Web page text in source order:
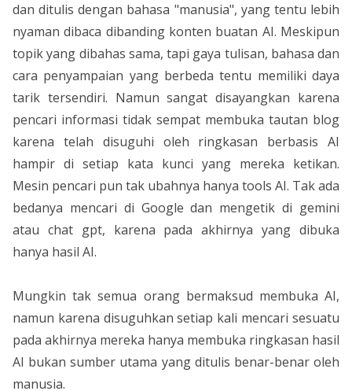
dan ditulis dengan bahasa "manusia", yang tentu lebih
nyaman dibaca dibanding konten buatan AI. Meskipun
topik yang dibahas sama, tapi gaya tulisan, bahasa dan
cara penyampaian yang berbeda tentu memiliki daya
tarik tersendiri. Namun sangat disayangkan karena
pencari informasi tidak sempat membuka tautan blog
karena telah disuguhi oleh ringkasan berbasis AI
hampir di setiap kata kunci yang mereka ketikan.
Mesin pencari pun tak ubahnya hanya tools AI. Tak ada
bedanya mencari di Google dan mengetik di gemini
atau chat gpt, karena pada akhirnya yang dibuka
hanya hasil AI.
Mungkin tak semua orang bermaksud membuka AI,
namun karena disuguhkan setiap kali mencari sesuatu
pada akhirnya mereka hanya membuka ringkasan hasil
AI bukan sumber utama yang ditulis benar-benar oleh
manusia.